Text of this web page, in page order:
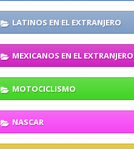
LATINOS EN EL EXTRANJERO
MEXICANOS EN EL EXTRANJERO
MOTOCICLISMO
NASCAR